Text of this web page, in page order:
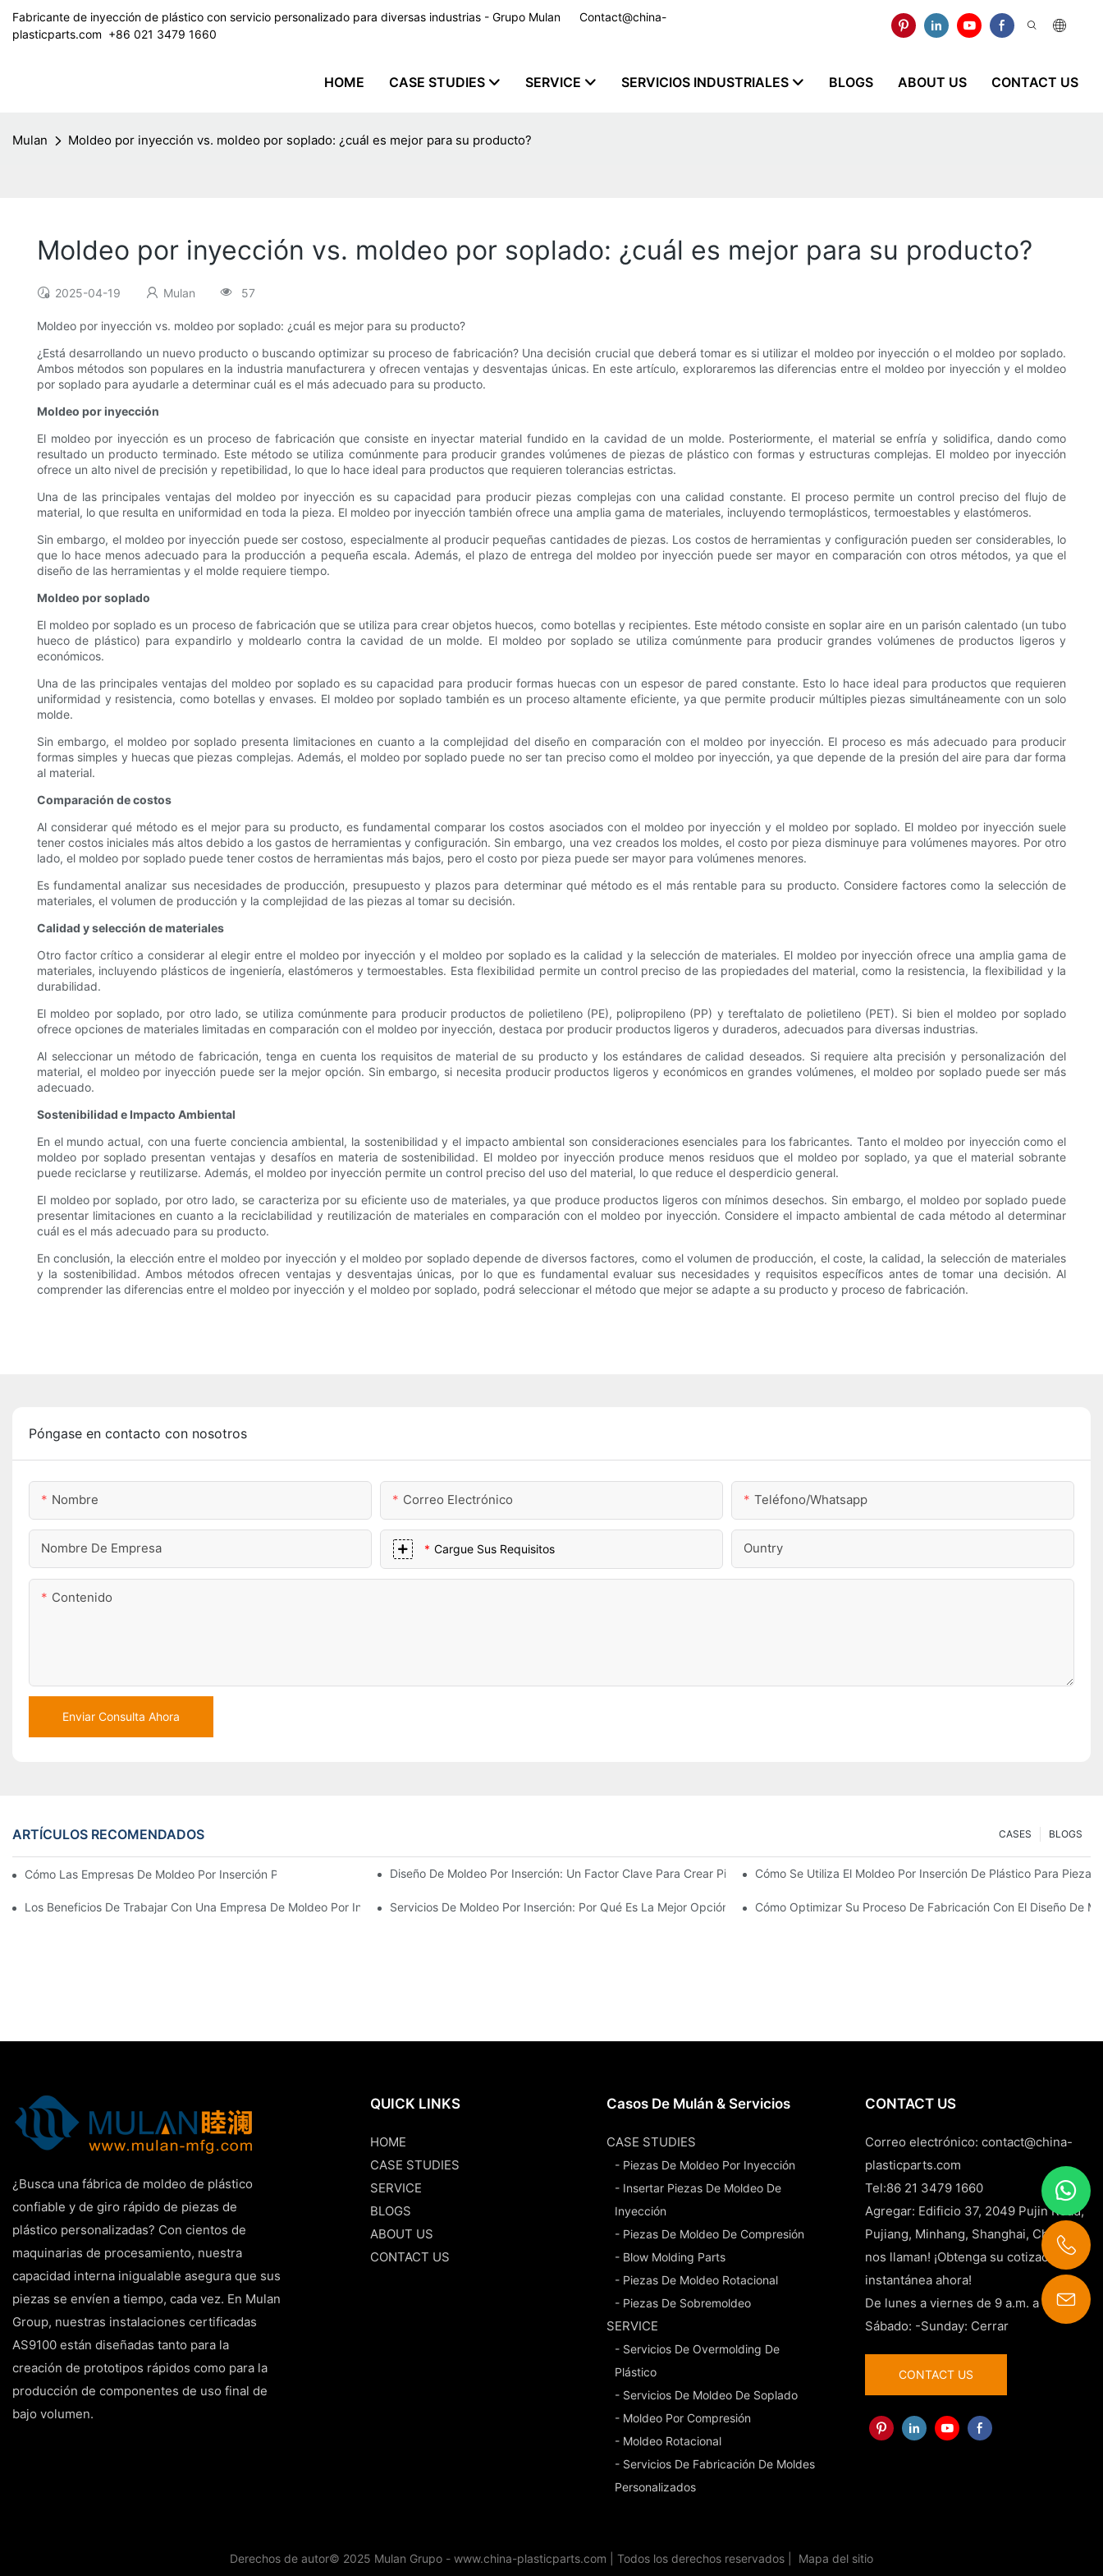
Fabricante de inyección de plástico con servicio personalizado para diversas industrias - Grupo Mulan
Contact@china-
plasticparts.com ​​​​​​​ +86 021 3479 1660
HOME CASE STUDIES SERVICE SERVICIOS INDUSTRIALES BLOGS ABOUT US CONTACT US
Mulan Moldeo por inyección vs. moldeo por soplado: ¿cuál es mejor para su producto?
Moldeo por inyección vs. moldeo por soplado: ¿cuál es mejor para su producto?
2025-04-19 Mulan 57
Moldeo por inyección vs. moldeo por soplado: ¿cuál es mejor para su producto?
¿Está desarrollando un nuevo producto o buscando optimizar su proceso de fabricación? Una decisión crucial que deberá tomar es si utilizar el moldeo por inyección o el moldeo por soplado.
Ambos métodos son populares en la industria manufacturera y ofrecen ventajas y desventajas únicas. En este artículo, exploraremos las diferencias entre el moldeo por inyección y el moldeo
por soplado para ayudarle a determinar cuál es el más adecuado para su producto.
Moldeo por inyección
El moldeo por inyección es un proceso de fabricación que consiste en inyectar material fundido en la cavidad de un molde. Posteriormente, el material se enfría y solidifica, dando como
resultado un producto terminado. Este método se utiliza comúnmente para producir grandes volúmenes de piezas de plástico con formas y estructuras complejas. El moldeo por inyección
ofrece un alto nivel de precisión y repetibilidad, lo que lo hace ideal para productos que requieren tolerancias estrictas.
Una de las principales ventajas del moldeo por inyección es su capacidad para producir piezas complejas con una calidad constante. El proceso permite un control preciso del flujo de
material, lo que resulta en uniformidad en toda la pieza. El moldeo por inyección también ofrece una amplia gama de materiales, incluyendo termoplásticos, termoestables y elastómeros.
Sin embargo, el moldeo por inyección puede ser costoso, especialmente al producir pequeñas cantidades de piezas. Los costos de herramientas y configuración pueden ser considerables, lo
que lo hace menos adecuado para la producción a pequeña escala. Además, el plazo de entrega del moldeo por inyección puede ser mayor en comparación con otros métodos, ya que el
diseño de las herramientas y el molde requiere tiempo.
Moldeo por soplado
El moldeo por soplado es un proceso de fabricación que se utiliza para crear objetos huecos, como botellas y recipientes. Este método consiste en soplar aire en un parisón calentado (un tubo
hueco de plástico) para expandirlo y moldearlo contra la cavidad de un molde. El moldeo por soplado se utiliza comúnmente para producir grandes volúmenes de productos ligeros y
económicos.
Una de las principales ventajas del moldeo por soplado es su capacidad para producir formas huecas con un espesor de pared constante. Esto lo hace ideal para productos que requieren
uniformidad y resistencia, como botellas y envases. El moldeo por soplado también es un proceso altamente eficiente, ya que permite producir múltiples piezas simultáneamente con un solo
molde.
Sin embargo, el moldeo por soplado presenta limitaciones en cuanto a la complejidad del diseño en comparación con el moldeo por inyección. El proceso es más adecuado para producir
formas simples y huecas que piezas complejas. Además, el moldeo por soplado puede no ser tan preciso como el moldeo por inyección, ya que depende de la presión del aire para dar forma
al material.
Comparación de costos
Al considerar qué método es el mejor para su producto, es fundamental comparar los costos asociados con el moldeo por inyección y el moldeo por soplado. El moldeo por inyección suele
tener costos iniciales más altos debido a los gastos de herramientas y configuración. Sin embargo, una vez creados los moldes, el costo por pieza disminuye para volúmenes mayores. Por otro
lado, el moldeo por soplado puede tener costos de herramientas más bajos, pero el costo por pieza puede ser mayor para volúmenes menores.
Es fundamental analizar sus necesidades de producción, presupuesto y plazos para determinar qué método es el más rentable para su producto. Considere factores como la selección de
materiales, el volumen de producción y la complejidad de las piezas al tomar su decisión.
Calidad y selección de materiales
Otro factor crítico a considerar al elegir entre el moldeo por inyección y el moldeo por soplado es la calidad y la selección de materiales. El moldeo por inyección ofrece una amplia gama de
materiales, incluyendo plásticos de ingeniería, elastómeros y termoestables. Esta flexibilidad permite un control preciso de las propiedades del material, como la resistencia, la flexibilidad y la
durabilidad.
El moldeo por soplado, por otro lado, se utiliza comúnmente para producir productos de polietileno (PE), polipropileno (PP) y tereftalato de polietileno (PET). Si bien el moldeo por soplado
ofrece opciones de materiales limitadas en comparación con el moldeo por inyección, destaca por producir productos ligeros y duraderos, adecuados para diversas industrias.
Al seleccionar un método de fabricación, tenga en cuenta los requisitos de material de su producto y los estándares de calidad deseados. Si requiere alta precisión y personalización del
material, el moldeo por inyección puede ser la mejor opción. Sin embargo, si necesita producir productos ligeros y económicos en grandes volúmenes, el moldeo por soplado puede ser más
adecuado.
Sostenibilidad e Impacto Ambiental
En el mundo actual, con una fuerte conciencia ambiental, la sostenibilidad y el impacto ambiental son consideraciones esenciales para los fabricantes. Tanto el moldeo por inyección como el
moldeo por soplado presentan ventajas y desafíos en materia de sostenibilidad. El moldeo por inyección produce menos residuos que el moldeo por soplado, ya que el material sobrante
puede reciclarse y reutilizarse. Además, el moldeo por inyección permite un control preciso del uso del material, lo que reduce el desperdicio general.
El moldeo por soplado, por otro lado, se caracteriza por su eficiente uso de materiales, ya que produce productos ligeros con mínimos desechos. Sin embargo, el moldeo por soplado puede
presentar limitaciones en cuanto a la reciclabilidad y reutilización de materiales en comparación con el moldeo por inyección. Considere el impacto ambiental de cada método al determinar
cuál es el más adecuado para su producto.
En conclusión, la elección entre el moldeo por inyección y el moldeo por soplado depende de diversos factores, como el volumen de producción, el coste, la calidad, la selección de materiales
y la sostenibilidad. Ambos métodos ofrecen ventajas y desventajas únicas, por lo que es fundamental evaluar sus necesidades y requisitos específicos antes de tomar una decisión. Al
comprender las diferencias entre el moldeo por inyección y el moldeo por soplado, podrá seleccionar el método que mejor se adapte a su producto y proceso de fabricación.
Póngase en contacto con nosotros
Nombre Correo Electrónico Teléfono/whatsapp
Nombre De Empresa Cargue Sus Requisitos Ountry
Contenido
Enviar Consulta Ahora
ARTÍCULOS RECOMENDADOS BLOGS
CASES
Cómo Las Empresas De Moldeo Por Inserción Pueden Gestionar Requisitos De Diseño ComplejosDiseño De Moldeo Por Inserción: Un Factor Clave Para Crear Piezas Robustas Y MultimaterialesCómo Se Utiliza El Moldeo Por Inserción De Plástico Para
Los Beneficios De Trabajar Con Una Empresa De Moldeo Por Inserción Con ExperienciaServicios De Moldeo Por Inserción: Por Qué Es La Mejor Opción Para Bienes De Consumo Duraderos
Cómo Optimizar Su Proceso De Fabricación Con El Diseño De
¿Busca una fábrica de moldeo de plástico
confiable y de giro rápido de piezas de
plástico personalizadas? Con cientos de
maquinarias de procesamiento, nuestra
capacidad interna inigualable asegura que sus
piezas se envíen a tiempo, cada vez. En Mulan
Group, nuestras instalaciones certificadas
AS9100 están diseñadas tanto para la
creación de prototipos rápidos como para la
producción de componentes de uso final de
bajo volumen.
QUICK LINKS
HOME
CASE STUDIES
SERVICE
BLOGS
ABOUT US
CONTACT US
Casos De Mulán & Servicios
CASE STUDIES
- Piezas De Moldeo Por Inyección
- Insertar Piezas De Moldeo De
Inyección
- Piezas De Moldeo De Compresión
- Blow Molding Parts
- Piezas De Moldeo Rotacional
- Piezas De Sobremoldeo
SERVICE
- Servicios De Overmolding De
Plástico
- Servicios De Moldeo De Soplado
- Moldeo Por Compresión
- Moldeo Rotacional
- Servicios De Fabricación De Moldes
Personalizados
CONTACT US
Correo electrónico:contact@china-
plasticparts.com
Tel:86 21 3479 1660
Agregar: Edificio 37, 2049 Pujin Road,
Pujiang, Minhang, Shanghai, China
nos llaman! ¡Obtenga su cotización
instantánea ahora!
De lunes a viernes de 9 a.m. a 6 p.m.
Sábado: -Sunday: Cerrar
CONTACT US
Derechos de autor© 2025 Mulan Grupo - www.china-plasticparts.com | Todos los derechos reservados | Mapa del sitio